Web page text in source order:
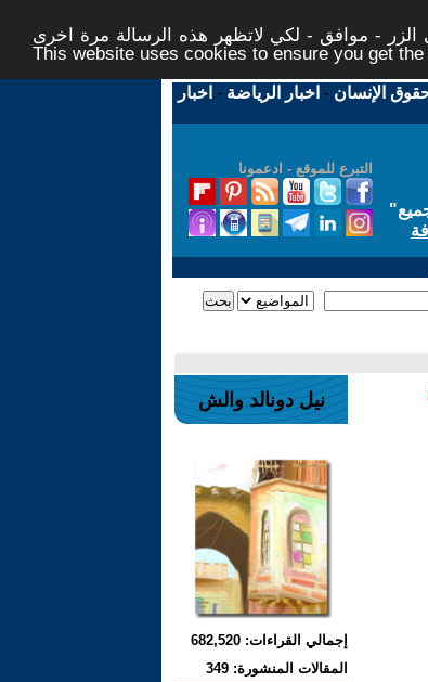
- موافق - لكي لاتظهر هذه الرسالة مرة اخرى -
This website uses cookies to ensure you get
حقوق الإنسان - اخبار الرياضة - اخبار
التبرع للموقع - ادعمونا
"
نيل دونالد والش
إجمالي القراءات: 682,520
المقالات المنشورة: 349